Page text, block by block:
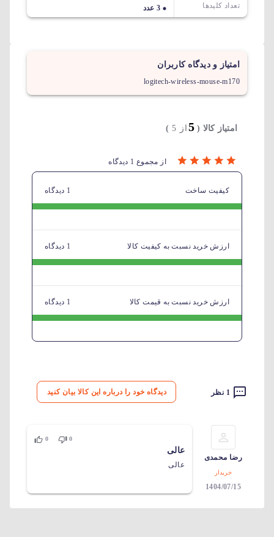
تعداد کلیدها 3 عدد
امتیاز و دیدگاه کاربران
logitech-wireless-mouse-m170
امتیاز کالا (5 از 5 )
از مجموع 1 دیدگاه
کیفیت ساخت 1 دیدگاه
ارزش خرید نسبت به کیفیت کالا 1 دیدگاه
ارزش خرید نسبت به قیمت کالا 1 دیدگاه
1 نظر دیدگاه خود را درباره این کالا بیان کنید
رضا محمدی
خریدار
1404/07/15
0
0
عالی
عالی